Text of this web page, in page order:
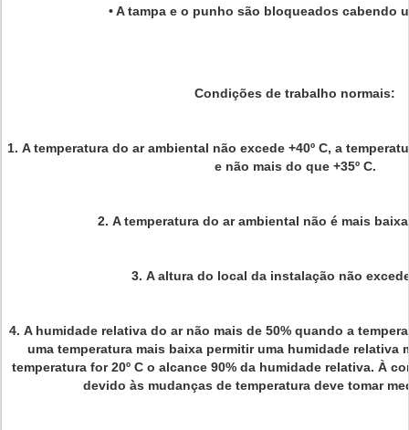
• A tampa e o punho são bloqueados cabendo
Condições de trabalho normais:
1. A temperatura do ar ambiental não excede +40º C, a
e não mais do que +35º C.
2. A temperatura do ar ambiental não é mais
3. A altura do local da instalação não
4. A humidade relativa do ar não mais de 50% quando a
uma temperatura mais baixa permitir uma humidade relativa
temperatura for 20º C o alcance 90% da humidade relativa. À
devido às mudanças de temperatura deve tomar